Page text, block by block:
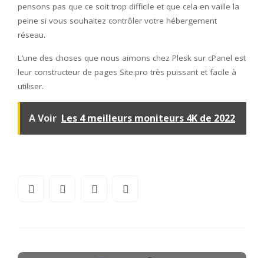
pensons pas que ce soit trop difficile et que cela en vaille la
peine si vous souhaitez contrôler votre hébergement
réseau.
L’une des choses que nous aimons chez Plesk sur cPanel est
leur constructeur de pages Site.pro très puissant et facile à
utiliser.
A Voir Les 4 meilleurs moniteurs 4K de 2022